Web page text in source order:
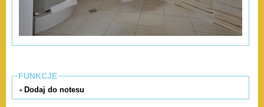
FUNKCJE
+ Dodaj do notesu